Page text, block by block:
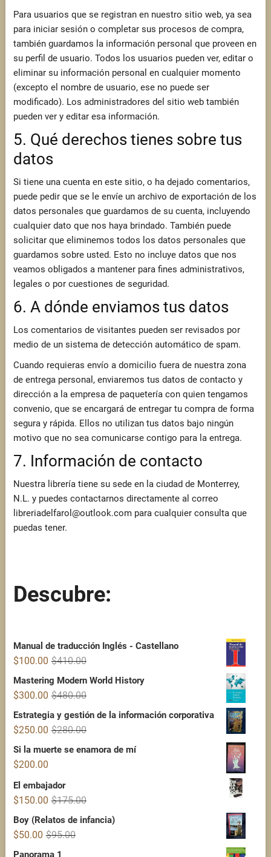
Para usuarios que se registran en nuestro sitio web, ya sea
para iniciar sesión o completar sus procesos de compra,
también guardamos la información personal que proveen en
su perfil de usuario. Todos los usuarios pueden ver, editar o
eliminar su información personal en cualquier momento
(excepto el nombre de usuario, ese no puede ser
modificado). Los administradores del sitio web también
pueden ver y editar esa información.
5. Qué derechos tienes sobre tus
datos
Si tiene una cuenta en este sitio, o ha dejado comentarios,
puede pedir que se le envíe un archivo de exportación de los
datos personales que guardamos de su cuenta, incluyendo
cualquier dato que nos haya brindado. También puede
solicitar que eliminemos todos los datos personales que
guardamos sobre usted. Esto no incluye datos que nos
veamos obligados a mantener para fines administrativos,
legales o por cuestiones de seguridad.
6. A dónde enviamos tus datos
Los comentarios de visitantes pueden ser revisados por
medio de un sistema de detección automático de spam.
Cuando requieras envío a domicilio fuera de nuestra zona
de entrega personal, enviaremos tus datos de contacto y
dirección a la empresa de paquetería con quien tengamos
convenio, que se encargará de entregar tu compra de forma
segura y rápida. Ellos no utilizan tus datos bajo ningún
motivo que no sea comunicarse contigo para la entrega.
7. Información de contacto
Nuestra librería tiene su sede en la ciudad de Monterrey,
N.L. y puedes contactarnos directamente al correo
libreriadelfarol@outlook.com para cualquier consulta que
puedas tener.
Descubre:
Manual de traducción Inglés - Castellano
$410.00Original
price
$100.00
Current
price
Mastering Modern World History
$480.00Original
price
$300.00
Current
price
Estrategia y gestión de la información corporativa
$280.00Original
$250.00
Current
Si la muerte se enamora de mí
$200.00
El embajador
$175.00Original
price
$150.00
Current
price
Boy (Relatos de infancia)
$95.00Original
$50.00
Current
Panorama 1